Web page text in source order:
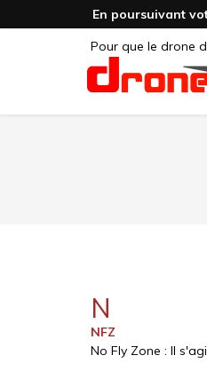
En poursuivant
Pour que le drone
N
NFZ
No Fly Zone : Il